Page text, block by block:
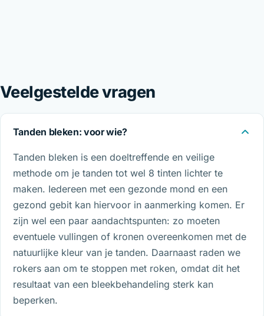
Veelgestelde vragen
Tanden bleken: voor wie?
Tanden bleken is een doeltreffende en veilige
methode om je tanden tot wel 8 tinten lichter te
maken. Iedereen met een gezonde mond en een
gezond gebit kan hiervoor in aanmerking komen. Er
zijn wel een paar aandachtspunten: zo moeten
eventuele vullingen of kronen overeenkomen met de
natuurlijke kleur van je tanden. Daarnaast raden we
rokers aan om te stoppen met roken, omdat dit het
resultaat van een bleekbehandeling sterk kan
beperken.